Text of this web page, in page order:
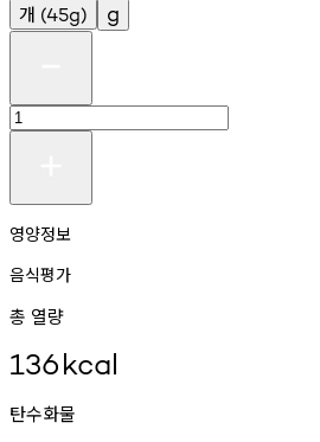
개 (45g) g
영양정보
음식평가
총 열량
136kcal
탄수화물